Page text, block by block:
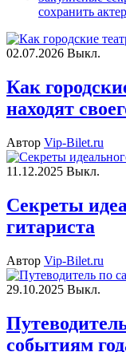
сохранить
02.07.2026 Выкл.
Как
находят
Автор Vip-Bilet.ru
11.12.2025 Выкл.
Секреты
гитариста
Автор Vip-Bilet.ru
29.10.2025 Выкл.
событиям